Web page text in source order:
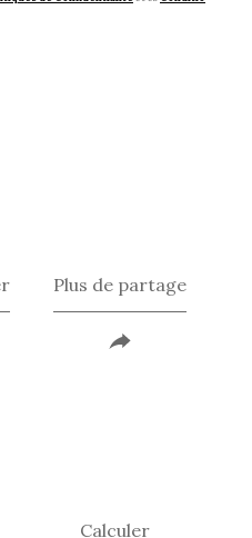
Plus de partage
Calculer